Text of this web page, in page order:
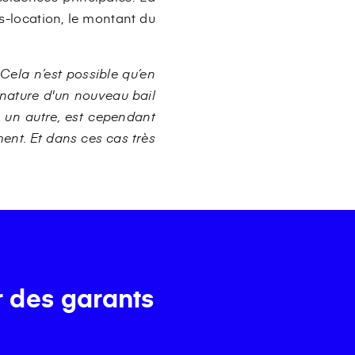
location, le montant du
n’est possible qu’en
d'un nouveau bail
autre, est cependant
Et dans ces cas très
garants